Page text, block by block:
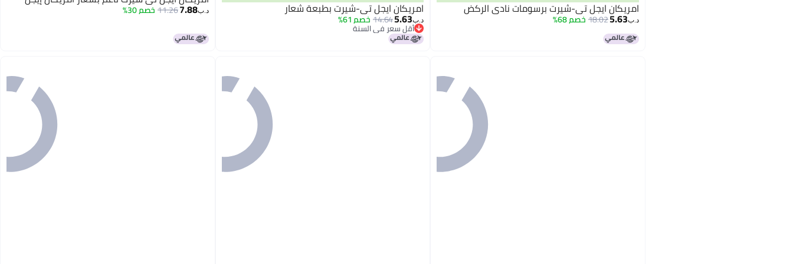
امريكان ايجل تي-شيرت برسومات نادي الركض
د.ب‏5.63
18.02خصم 68%
امريكان ايجل تي-شيرت بطبعة شعار
د.ب‏5.63
14.64خصم 61%
أقل سعر في السنة
أقل سعر في السنة
د.ب‏7.88
11.26 خصم 30%